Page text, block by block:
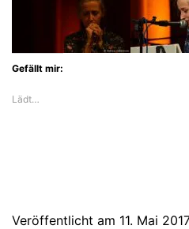
Gefällt mir:
Lädt…
Veröffentlicht am 11. Mai